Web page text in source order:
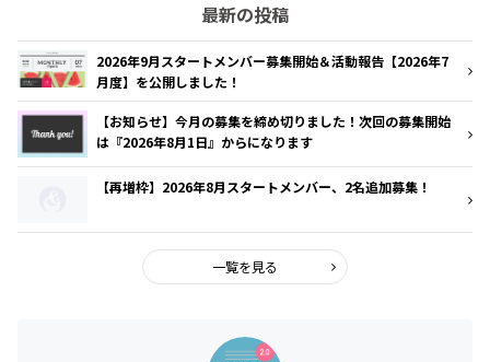
最新の投稿
2026年9月スタートメンバー募集開始＆活動報告【2026年7
月度】を公開しました！
【お知らせ】今月の募集を締め切りました！次回の募集開始
は『2026年8月1日』からになります
【再増枠】2026年8月スタートメンバー、2名追加募集！
一覧を見る